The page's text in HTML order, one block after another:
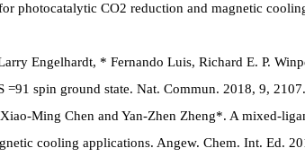
photocatalytic CO2 reduction and magnetic
Engelhardt, * Fernando Luis, Richard E. P.
spin ground state. Nat. Commun. 2018, 9, 2107.
Ming Chen and Yan-Zhen Zheng*. A mixed-
cooling applications. Angew. Chem. Int. Ed.